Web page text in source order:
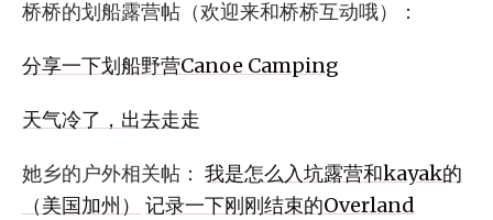
桥桥的划船露营帖（欢迎来和桥桥互动哦）：
分享一下划船野营Canoe Camping
天气冷了，出去走走
她乡的户外相关帖： 我是怎么入坑露营和kayak的
（美国加州）
记录一下刚刚结束的Overland